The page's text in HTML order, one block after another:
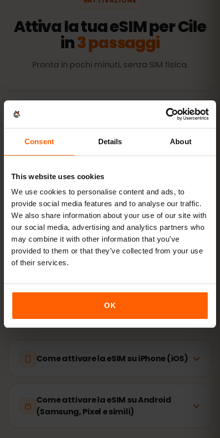
Consent Details About
This website uses cookies
We use cookies to personalise content and ads, to
provide social media features and to analyse our traffic.
We also share information about your use of our site with
our social media, advertising and analytics partners who
may combine it with other information that you’ve
provided to them or that they’ve collected from your use
of their services.
OK
Attiva la tua eSIM per Cile
in3 passaggi
Pronta in pochi minuti, senza SIM fisica.
Acquista un piano QR code subito via
e‑mail
Installa la eSIM
Vai online attiva il roaming dati in Cile
La configurazione richiede solo 2 minuti: iPhone
Impostazioni → Cellulare → Aggiungi eSIM
Il tuo dispositivo supporta l’eSIM? Verifica la
compatibilità
Come attivare la eSIM su iPhone (iOS)
Come attivare la eSIM su Android
(Samsung, Pixel e simili)